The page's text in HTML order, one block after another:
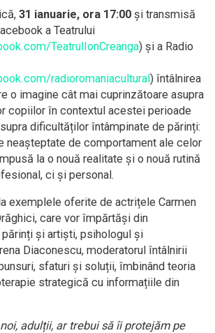
31 ianuarie, ora 17:00 și transmisă
a Teatrului
TeatrulIonCreanga) și a Radio
radioromaniacultural) întâlnirea
o imagine cât mai cuprinzătoare asupra
copiilor în contextul acestei perioade
dificultăților întâmpinate de părinți:
neașteptate de comportament ale celor
la o nouă realitate și o nouă rutină
ci și personal.
exemplele oferite de actrițele Carmen
care vor împărtăși din
și artiști, psihologul și
Diaconescu, moderatorul întâlnirii
sfaturi și soluții, îmbinând teoria
strategică cu informațiile din
adulții, ar trebui să îi protejăm pe